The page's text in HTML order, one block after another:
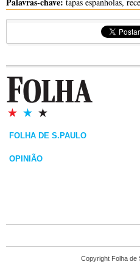
FOLHA DE S.PAULO
OPINIÃO
Copyright Folha de